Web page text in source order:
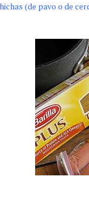
(de pavo o de